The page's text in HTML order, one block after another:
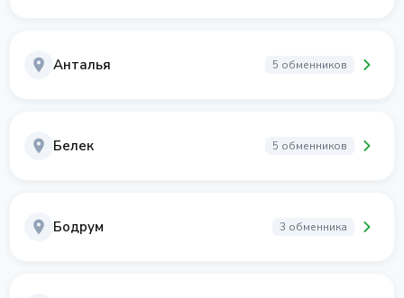
Анталья 5 обменников
Белек 5 обменников
Бодрум 3 обменника